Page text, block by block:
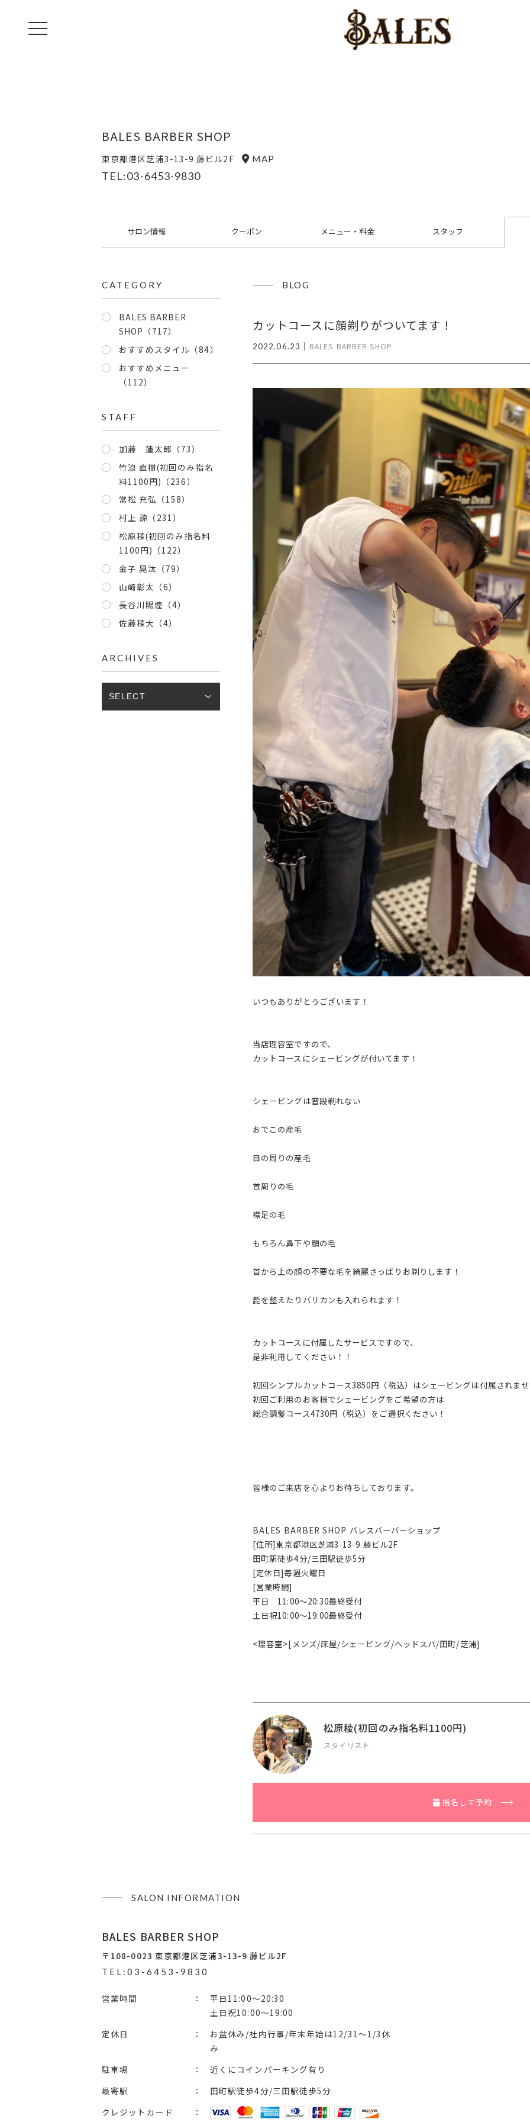
toggle navigation
BALES BARBER SHOP
東京都港区芝浦3-13-9 藤ビル2F MAP
TEL:03-6453-9830
サロン情報 クーポン メニュー ・ 料金 スタッフ
BLOG
カットコースに顔剃りがついてます！
2022.06.23 ｜ BALES BARBER SHOP
いつもありがとうございます！
当店理容室ですので、
カットコースにシェービングが付いてます！
シェービングは普段剃れない
おでこの産毛
目の周りの産毛
首周りの毛
襟足の毛
もちろん鼻下や顎の毛
首から上の顔の不要な毛を綺麗さっぱりお剃りします！
髭を整えたりバリカンも入れられます！
カットコースに付属したサービスですので、
是非利用してください！！
初回シンプルカットコース3850円（税込）はシェービングは付属されませ
初回ご利用のお客様でシェービングをご希望の方は
総合調髪コース4730円（税込）をご選択ください！
皆様のご来店を心よりお待ちしております。
BALES BARBER SHOP バレスバーバーショップ
[住所]東京都港区芝浦3-13-9 藤ビル2F
田町駅徒歩4分/三田駅徒歩5分
[定休日]毎週火曜日
[営業時間]
平日 11:00～20:30最終受付
土日祝10:00～19:00最終受付
<理容室>[メンズ/床屋/シェービング/ヘッドスパ/田町/芝浦]
松原稜(初回のみ指名料1100円)
スタイリスト
指名して予約
CATEGORY
BALES BARBER
SHOP（717）
おすすめスタイル（84）
おすすめメニュー
（112）
STAFF
加藤 蓮太郎（73）
竹浪 直樹(初回のみ指名
料1100円)（236）
常松 充弘（158）
村上 諒（231）
松原稜(初回のみ指名料
1100円)（122）
金子 晃汰（79）
山崎彰太（6）
長谷川陽煌（4）
佐藤稜大（4）
ARCHIVES
SALON INFORMATION
BALES BARBER SHOP
〒108-0023 東京都港区芝浦3-13-9 藤ビル2F
TEL:03-6453-9830
営業時間
平日11:00〜20:30
土日祝10:00〜19:00
定休日
お盆休み/社内行事/年末年始は12/31～1/3休
み
駐車場
近くにコインパーキング有り
最寄駅
田町駅徒歩4分/三田駅徒歩5分
クレジットカード